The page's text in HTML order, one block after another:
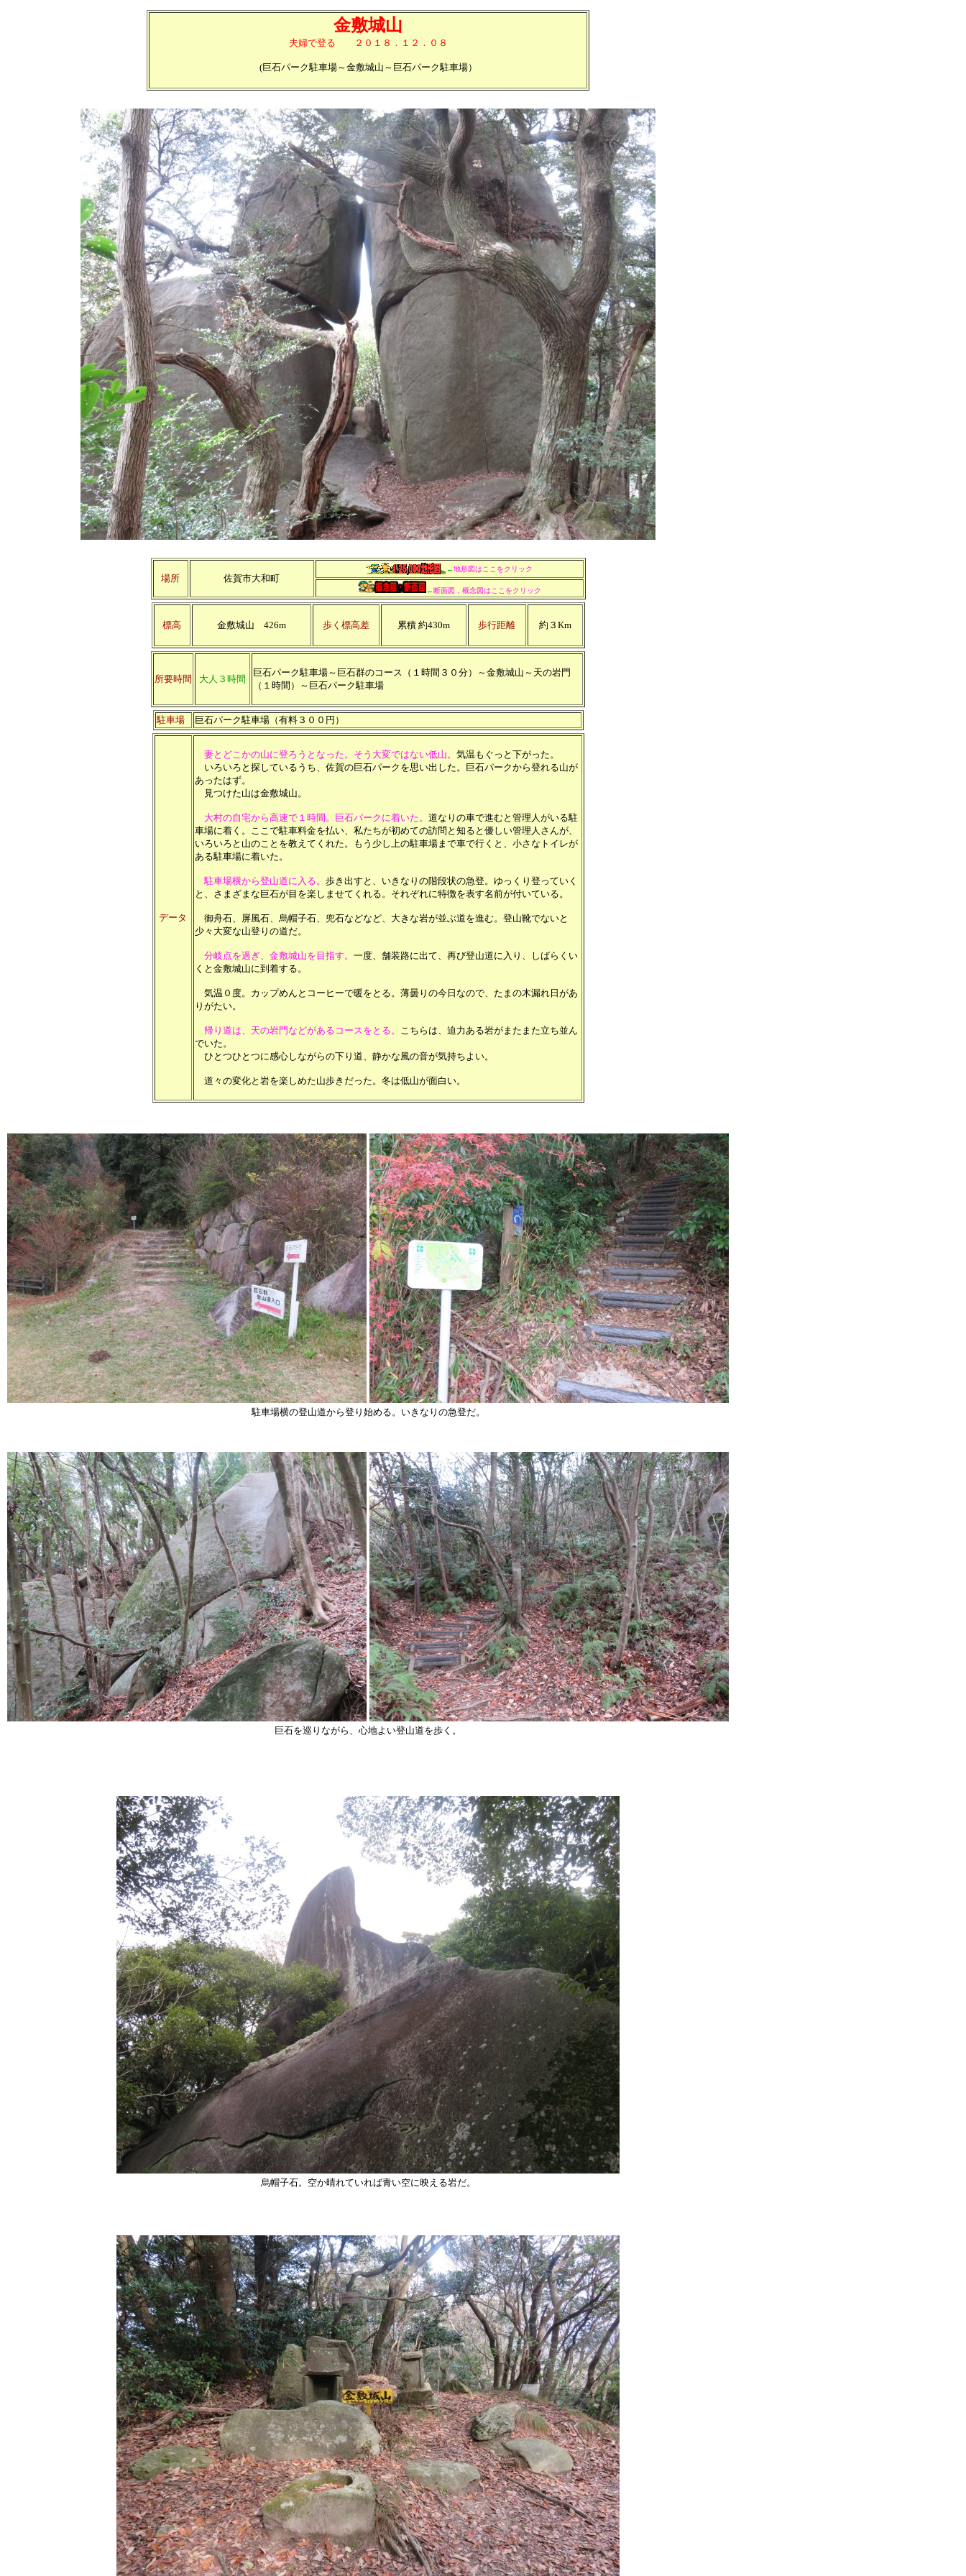
金敷城山
夫婦で登る ２０１８．１２．０８
(巨石パーク駐車場～金敷城山～巨石パーク駐車場）
場所 佐賀市大和町
←地形図はここをクリック
←断面図，概念図はここをクリック
標高 金敷城山 426m 歩く標高差 累積約430m 歩行距離 約３Km
所要時間 大人３時間
巨石パーク駐車場～巨石群のコース（１時間３０分）～金敷城山 ～天の岩門
（１時間）～ 巨石パーク駐車場
駐車場 巨石パーク駐車場（有料３００円）
データ
妻とどこかの山に登ろうとなった。そう大変ではない低山。 気温もぐっと下がった。
いろいろと探しているうち、佐賀の巨石パークを思い出した。巨石パークから登れる山が
あったはず。
見つけた山は金敷城山。
大村の自宅から高速で１時間。巨石パークに着いた。 道なりの車で進むと管理人がいる駐
車場に着く。ここで駐車料金を払い、私たちが初めての訪問と知ると優しい管理人さんが、
いろいろと山のことを教えてくれた。もう少し上の駐車場まで車で行くと、小さなトイレが
ある駐車場に着いた。
駐車場横から登山道に入る。 歩き出すと、いきなりの階段状の急登。ゆっくり登っていく
と、さまざまな巨石が目を楽しませてくれる。それぞれに特徴を表す名前が付いている。
御舟石、屏風石、烏帽子石、兜石などなど、大きな岩が並ぶ道を進む。登山靴でないと
少々大変な山登りの道だ。
分岐点を過ぎ、金敷城山を目指す。 一度、舗装路に出て、再び登山道に入り、しばらくい
くと金敷城山に到着する。
気温０度。カップめんとコーヒーで暖をとる。薄曇りの今日なので、たまの木漏れ日があ
りがたい。
帰り道は、天の岩門などがあるコースをとる。 こちらは、迫力ある岩がまたまた立ち並ん
でいた。
ひとつひとつに感心しながらの下り道、静かな風の音が気持ちよい。
道々の変化と岩を楽しめた山歩きだった。冬は低山が面白い。
駐車場横の登山道から登り始める。いきなりの急登だ。
巨石を巡りながら、心地よい登山道を歩く。
烏帽子石。空か晴れていれば青い空に映える岩だ。